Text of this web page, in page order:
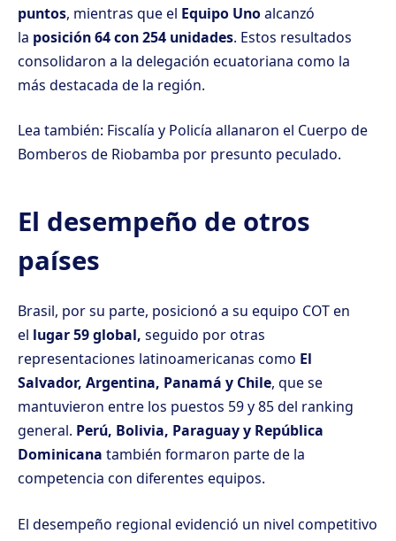
puntos, mientras que el Equipo Unoalcanzó
la posición 64 con 254 unidades. Estos resultados
consolidaron a la delegación ecuatoriana como la
más destacada de la región.
Lea también: Fiscalía y Policía allanaron el Cuerpo de
Bomberos de Riobamba por presunto peculado.
El desempeño de otros
países
Brasil, por su parte, posicionó a su equipo COT en
el lugar 59 global, seguido por otras
representaciones latinoamericanas como El
Salvador, Argentina, Panamá y Chile, que se
mantuvieron entre los puestos 59 y 85 del ranking
general. Perú, Bolivia, Paraguay y República
Dominicana también formaron parte de la
competencia con diferentes equipos.
El desempeño regional evidenció un nivel competitivo